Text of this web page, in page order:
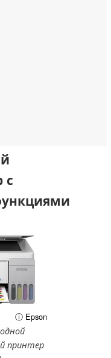
с
ⓘ Epson
принтер